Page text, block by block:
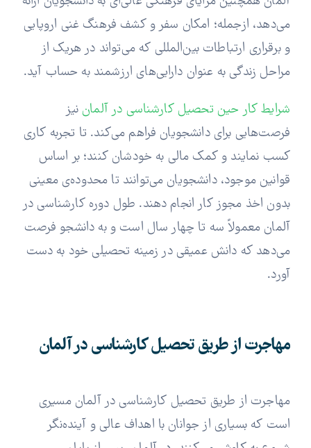
می‌دهد، ازجمله؛ امکان سفر و کشف فرهنگ غنی اروپایی
و برقراری ارتباطات بین‌المللی که می‌تواند در هریک از
مراحل زندگی به عنوان دارایی‌های ارزشمند به حساب آید.
شرایط کار حین تحصیل کارشناسی در آلماننیز
فرصت‌هایی برای دانشجویان فراهم می‌کند. تا تجربه کاری
کسب نمایند و کمک مالی به خودشان کنند؛ بر اساس
قوانین موجود، دانشجویان می‌توانند تا محدوده‌‌ی معینی
بدون اخذ مجوز کار انجام دهند. طول دوره کارشناسی در
آلمان معمولاً سه تا چهار سال است و به دانشجو فرصت
می‌دهد که دانش عمیقی در زمینه تحصیلی خود به دست
آورد.
مهاجرت از طریق تحصیل کارشناسی در آلمان
مهاجرت از طریق تحصیل کارشناسی در آلمان مسیری
است که بسیاری از جوانان با اهداف عالی و آینده‌نگر